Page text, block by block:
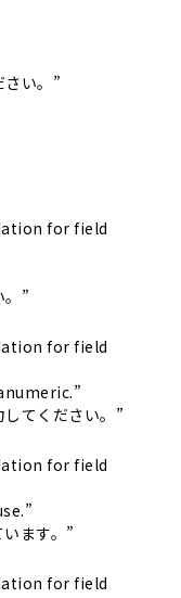
い。”
for field
”
for field
てください。”
for field
ます。”
for field